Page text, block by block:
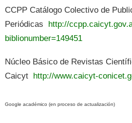
CCPP Catálogo Colectivo de
Periódicas http://
biblionumber=149451
Núcleo Básico de Revistas
Caicyt http://www.caicyt-
Google académico (en proceso de actualización)